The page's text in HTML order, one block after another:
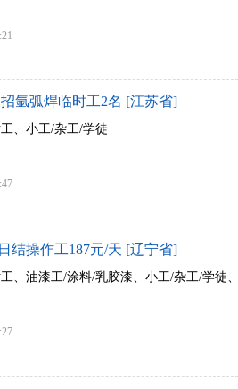
氩弧焊临时工2名 [江苏省]
、小工/杂工/学徒
结操作工187元/天 [辽宁省]
、油漆工/涂料/乳胶漆、小工/杂工/学徒